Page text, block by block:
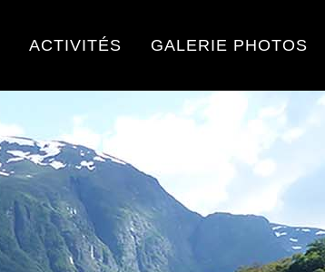
ACTIVITÉS GALERIE PHOTOS